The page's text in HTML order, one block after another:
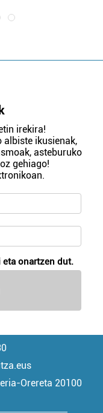
irekira!
albiste ikusienak,
asteburuko
gehiago!
eta onartzen dut.
Orereta 20100